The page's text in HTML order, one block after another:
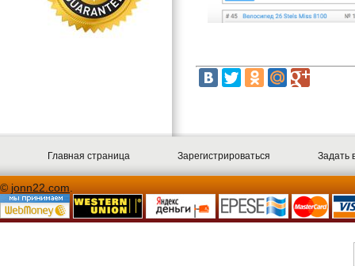
Главная страница Зарегистрироваться Задать
© jonn22.com